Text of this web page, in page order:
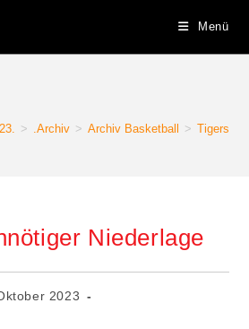
Menü
23. > .Archiv > Archiv Basketball > Tigers
Niederlage
2023